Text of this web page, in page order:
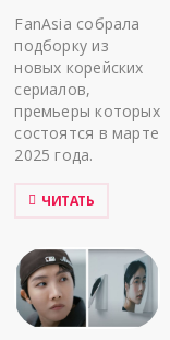
FanAsia собрала
подборку из
новых корейских
сериалов,
премьеры которых
состоятся в марте
2025 года.
ЧИТАТЬ